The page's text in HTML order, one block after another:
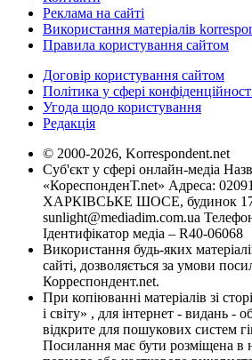
Реклама на сайті
Використання матеріалів
Правила користування сайтом
Договір користування сайтом
Політика у сфері
Угода щодо користування
Редакція
© 2000-2026, Korrespondent.net
Суб'єкт у сфері онлайн-медіа
«КореспонденТ.net» Адреса:
ХАРКІВСЬКЕ ШОСЕ, будинок
sunlight@mediadim.com.ua
Ідентифікатор медіа – R40-06068
Використання будь-яких
сайті, дозволяється за умови
Корреспондент.net.
При копіюванні матеріалів зі
і світу» , для інтернет - видань -
відкрите для пошукових систем
Посилання має бути розміщена в